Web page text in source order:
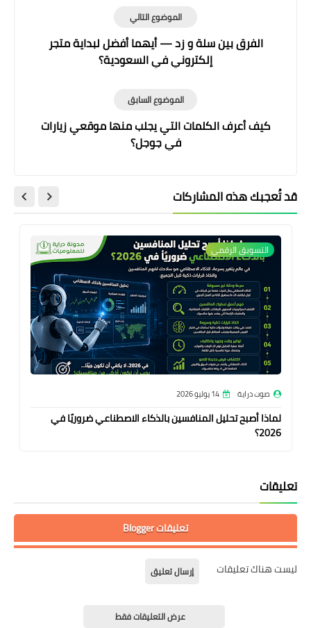
الموضوع التالي
الفرق بين سلة و زد — أيهما أفضل لبداية متجر
إلكتروني في السعودية؟
الموضوع السابق
كيف أعرف الكلمات التي يجلب منها موقعي زيارات
في جوجل؟
قد تُعجبك هذه المشاركات
التسويق الرقمي
صوت دراية 14 يوليو 2026
لماذا أصبح تحليل المنافسين بالذكاء الاصطناعي ضروريًا في
2026؟
تعليقات
تعليقات Blogger
ليست هناك تعليقات إرسال تعليق
عرض التعليقات فقط